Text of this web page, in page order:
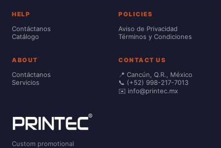
HELP
Contáctanos
Catálogo
POLICIES
Aviso de Privacidad
Términos y Condiciones
ABOUT
Contáctanos
Servicios
CONTACT US
📍 Cancún, Q.R., México
📞 (+52) 998-217-7013
✉️ info@printec.mx
Custom promotional